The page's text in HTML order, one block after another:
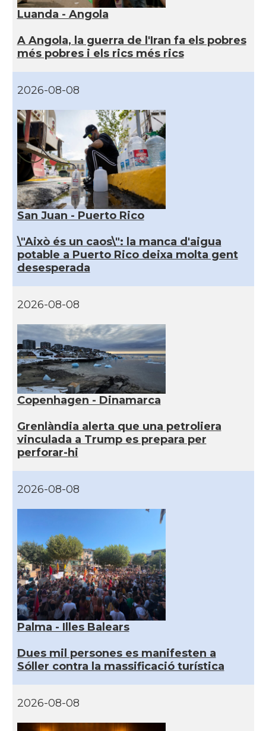
Luanda - Angola
A Angola, la guerra de l'Iran fa els pobres
més pobres i els rics més rics
2026-08-08
San Juan - Puerto Rico
\"Això és un caos\": la manca d'aigua
potable a Puerto Rico deixa molta gent
desesperada
2026-08-08
Copenhagen - Dinamarca
Grenlàndia alerta que una petroliera
vinculada a Trump es prepara per
perforar-hi
2026-08-08
Palma - Illes Balears
Dues mil persones es manifesten a
Sóller contra la massificació turística
2026-08-08